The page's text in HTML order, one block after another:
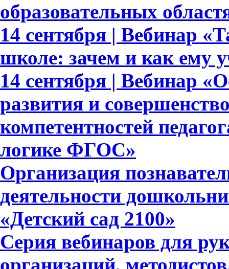
образовательных
14 сентября | Вебинар
школе: зачем и как ему
14 сентября | Вебинар
развития и
компетентностей
логике ФГОС»
Организация
деятельности
«Детский сад 2100»
Серия вебинаров для